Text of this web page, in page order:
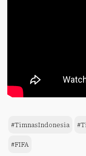
#TimnasIndonesia
#FIFA